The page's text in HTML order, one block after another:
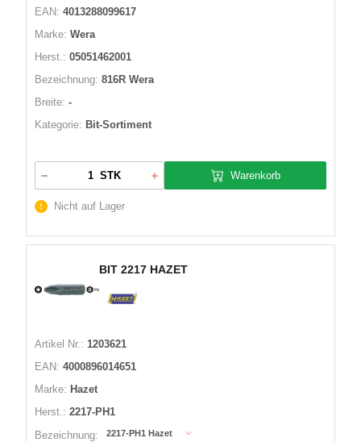
EAN: 4013288099617
Marke: Wera
Herst.: 05051462001
Bezeichnung: 816R Wera
Breite: -
Kategorie: Bit-Sortiment
STK Warenkorb
Nicht auf Lager
BIT 2217 HAZET
Artikel Nr.: 1203621
EAN: 4000896014651
Marke: Hazet
Herst.: 2217-PH1
Bezeichnung:
2217-PH1 Hazet